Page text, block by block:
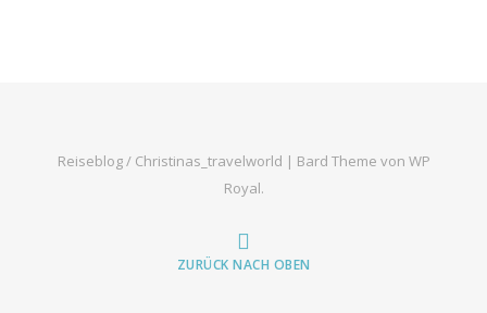
Reiseblog / Christinas_travelworld | Bard Theme von WP
Royal.
ZURÜCK NACH OBEN